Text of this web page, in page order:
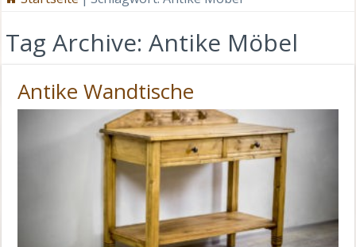
Tag Archive:Antike Möbel
Antike Wandtische